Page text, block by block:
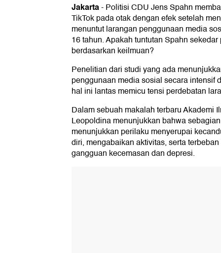
Jakarta-Politisi CDU Jens Spahn
TikTok pada otak dengan efek setelah
menuntut larangan penggunaan media
16 tahun. Apakah tuntutan Spahn
berdasarkan keilmuan?
Penelitian dari studi yang ada
penggunaan media sosial secara intensif
hal ini lantas memicu tensi perdebatan
Dalam sebuah makalah terbaru Akademi
Leopoldina menunjukkan bahwa
menunjukkan perilaku menyerupai
diri, mengabaikan aktivitas, serta
gangguan kecemasan dan depresi.